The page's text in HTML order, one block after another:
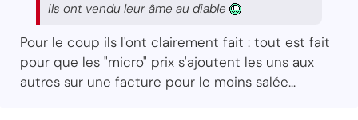
ils ont vendu leur âme au diable
Pour le coup ils l'ont clairement fait : tout est fait
pour que les "micro" prix s'ajoutent les uns aux
autres sur une facture pour le moins salée...